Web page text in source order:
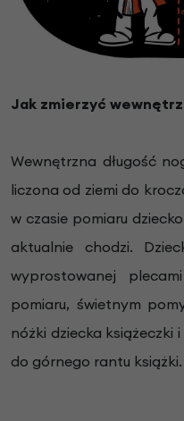
Jak zmierzyć
Wewnętrzna długość
liczona od ziemi do
w czasie pomiaru
aktualnie chodzi.
wyprostowanej
pomiaru, świetnym
nóżki dziecka książeczki
do górnego rantu książki.